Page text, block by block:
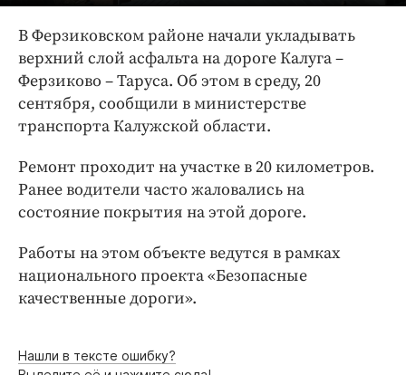
Блоги
Издания
Медиаперсона
Интересное чтиво
Клиника года
Бренд года
Работодатель года
В Ферзиковском районе начали укладывать
верхний слой асфальта на дороге Калуга –
Ферзиково – Таруса. Об этом в среду, 20
сентября, сообщили в министерстве
транспорта Калужской области.
Ремонт проходит на участке в 20 километров.
Ранее водители часто жаловались на
состояние покрытия на этой дороге.
Работы на этом объекте ведутся в рамках
национального проекта «Безопасные
качественные дороги».
Нашли в тексте ошибку?